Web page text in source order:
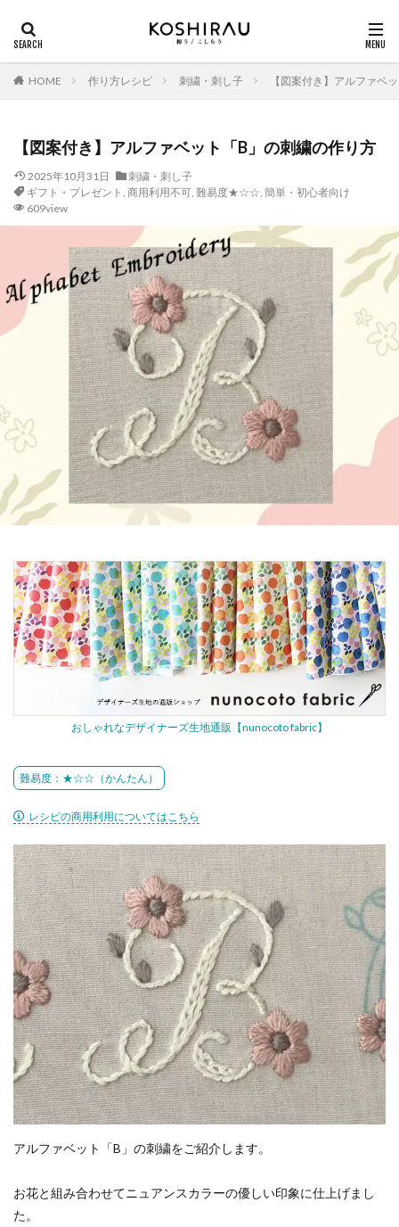
HOME 作り方レシピ 刺繍・刺し子 【図案付き】アルファベ
【図案付き】アルファベット「B」の刺繍の作り方
2025年10月31日
刺繍・刺し子
ギフト・プレゼント , 商用利用不可, 難易度★☆☆, 簡単・初心者向け
609view
おしゃれなデザイナーズ生地通販【nunocoto fabric】
難易度：★☆☆（かんたん）
レシピの商用利用についてはこちら
アルファベット「B」の刺繍をご紹介します。
お花と組み合わせてニュアンスカラーの優しい印象に仕上げまし
た。